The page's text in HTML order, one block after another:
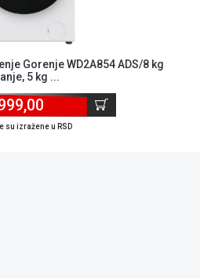
Gorenje WD2A854 ADS/8 kg
5 kg ...
su izražene u RSD